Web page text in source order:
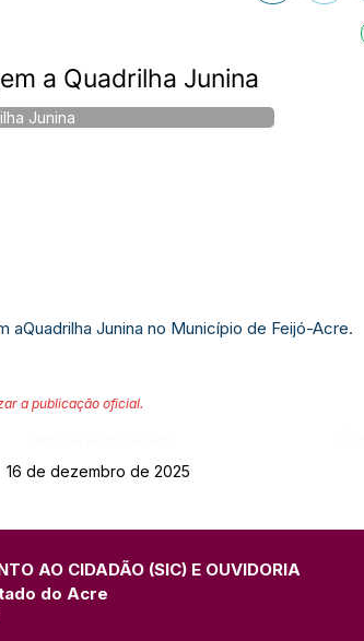
a Quadrilha Junina
Junina
aQuadrilha Junina no Município de Feijó-Acre.
a publicação oficial.
16 de dezembro de 2025
AO CIDADÃO (SIC) E OUVIDORIA
do Acre